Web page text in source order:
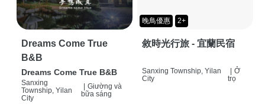
Dreams Come True
B&B
Dreams Come True B&B
Sanxing
Township, Yilan
City
Giường và
bữa sáng
晚鳥優惠 2+
敘時光行旅 - 宜蘭民宿
Sanxing Township, Yilan
City
| Ở
trọ